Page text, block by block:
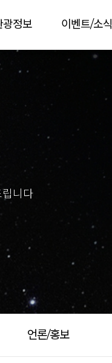
광정보 이벤트/소식
니다
언론/홍보